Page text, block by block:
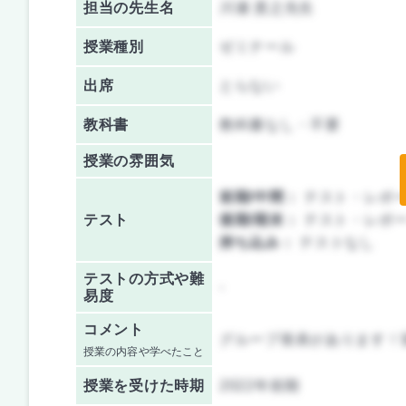
担当の先生名 川瀬 貴之先生
授業種別
出席
教科書 教科書なし・不要
授業の雰囲気
テスト
前期/中間：
後期/期末：
持ち込み：
テストの方式や難
易度
コメント
授業の内容や学べたこと
グループ発表があります
授業を受けた時期